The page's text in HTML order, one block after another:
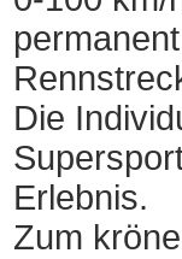
Die
Erlebnis.
Zum